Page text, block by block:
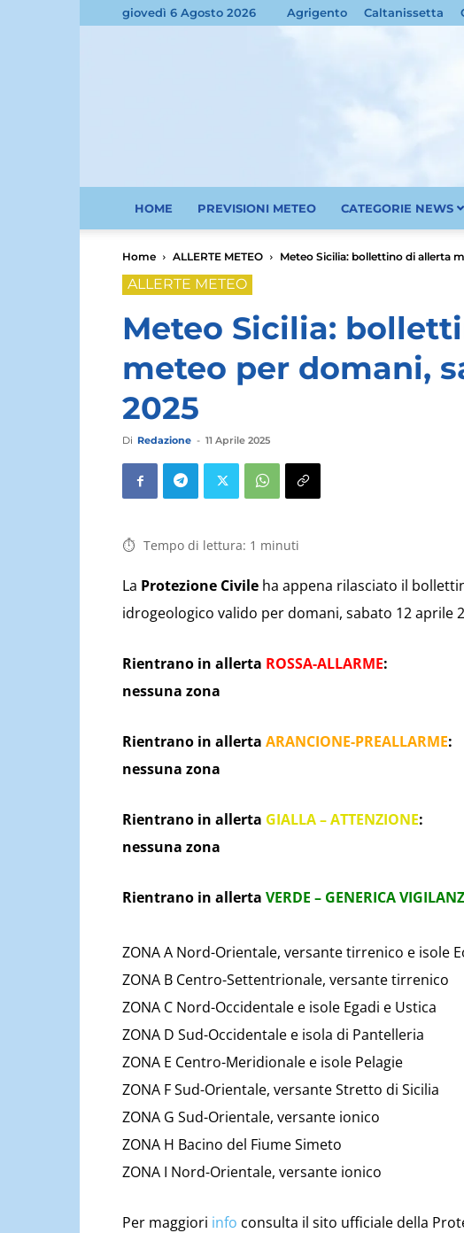
giovedì 6 Agosto 2026 Agrigento Caltanissetta
HOME PREVISIONI METEO CATEGORIE NEWS
Home ALLERTE METEO Meteo Sicilia: bollettino di allerta
ALLERTE METEO
Meteo Sicilia:
meteo per domani,
2025
Di Redazione - 11 Aprile 2025
Tempo di lettura: 1 minuti
La Protezione Civile ha appena rilasciato il
idrogeologico valido per domani, sabato 12 aprile
Rientrano in allerta ROSSA-ALLARME:
nessuna zona
Rientrano in allerta ARANCIONE-PREALLARME:
nessuna zona
Rientrano in allerta GIALLA – ATTENZIONE:
nessuna zona
Rientrano in allerta VERDE – GENERICA
ZONA A Nord-Orientale, versante tirrenico e isole
ZONA B Centro-Settentrionale, versante tirrenico
ZONA C Nord-Occidentale e isole Egadi e Ustica
ZONA D Sud-Occidentale e isola di Pantelleria
ZONA E Centro-Meridionale e isole Pelagie
ZONA F Sud-Orientale, versante Stretto di Sicilia
ZONA G Sud-Orientale, versante ionico
ZONA H Bacino del Fiume Simeto
ZONA I Nord-Orientale, versante ionico
Per maggiori info consulta il sito ufficiale della